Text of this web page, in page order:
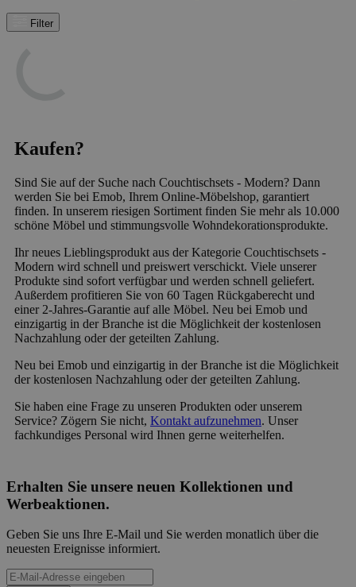
Filter
Kaufen?
Sind Sie auf der Suche nach Couchtischsets - Modern? Dann
werden Sie bei Emob, Ihrem Online-Möbelshop, garantiert
finden. In unserem riesigen Sortiment finden Sie mehr als 10.000
schöne Möbel und stimmungsvolle Wohndekorationsprodukte.
Ihr neues Lieblingsprodukt aus der Kategorie Couchtischsets -
Modern wird schnell und preiswert verschickt. Viele unserer
Produkte sind sofort verfügbar und werden schnell geliefert.
Außerdem profitieren Sie von 60 Tagen Rückgaberecht und
einer 2-Jahres-Garantie auf alle Möbel. Neu bei Emob und
einzigartig in der Branche ist die Möglichkeit der kostenlosen
Nachzahlung oder der geteilten Zahlung.
Neu bei Emob und einzigartig in der Branche ist die Möglichkeit
der kostenlosen Nachzahlung oder der geteilten Zahlung.
Sie haben eine Frage zu unseren Produkten oder unserem
Service? Zögern Sie nicht, Kontakt aufzunehmen. Unser
fachkundiges Personal wird Ihnen gerne weiterhelfen.
Erhalten Sie unsere neuen Kollektionen und
Werbeaktionen.
Geben Sie uns Ihre E-Mail und Sie werden monatlich über die
neuesten Ereignisse informiert.